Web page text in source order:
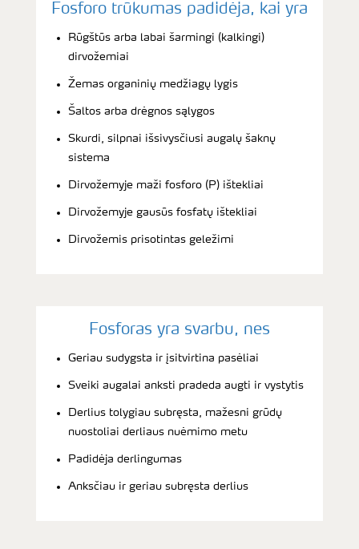
Fosforo trūkumas padidėja, kai yra
Rūgštūs arba labai šarmingi (kalkingi)
dirvožemiai
Žemas organinių medžiagų lygis
Šaltos arba drėgnos sąlygos
Skurdi, silpnai išsivysčiusi augalų šaknų
sistema
Dirvožemyje maži fosforo (P) ištekliai
Dirvožemyje gausūs fosfatų ištekliai
Dirvožemis prisotintas geležimi
Fosforas yra svarbu, nes
Geriau sudygsta ir įsitvirtina pasėliai
Sveiki augalai anksti pradeda augti ir vystytis
Derlius tolygiau subręsta, mažesni grūdų
nuostoliai derliaus nuėmimo metu
Padidėja derlingumas
Anksčiau ir geriau subręsta derlius